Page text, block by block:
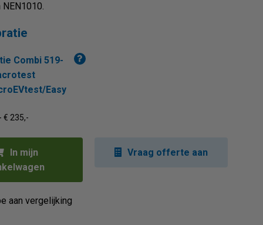
Combi 519-
Easy
- € 235,-
In mijn
Vraag offerte aan
aan vergelijking